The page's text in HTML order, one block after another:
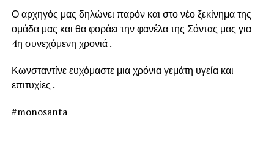
Ο αρχηγός μας δηλώνει παρόν και στο νέο ξεκίνημα της
ομάδα μας και θα φοράει την φανέλα της Σάντας μας για
4η συνεχόμενη χρονιά .
Κωνσταντίνε ευχόμαστε μια χρόνια γεμάτη υγεία και
επιτυχίες .
#monosanta